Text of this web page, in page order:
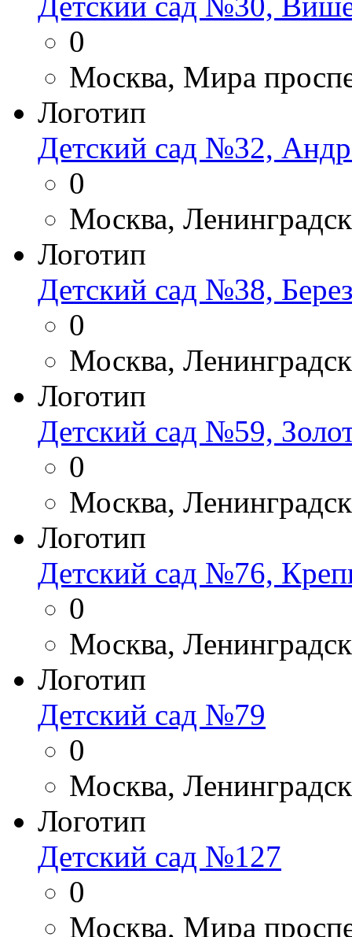
0
Москва, Мира
Логотип
Детский сад №32,
0
Москва,
Логотип
Детский сад №38,
0
Москва,
Логотип
Детский сад №59,
0
Москва,
Логотип
Детский сад №76,
0
Москва,
Логотип
Детский сад №79
0
Москва,
Логотип
Детский сад №127
0
Москва, Мира